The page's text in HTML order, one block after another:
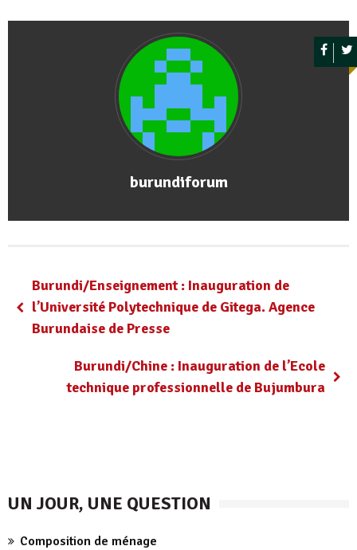
burundiforum
Burundi/Enseignement : Inauguration de
l’Université Polytechnique de Gitega. Agence
Burundaise de Presse
Burundi/Chine : Inauguration de l’Ecole
technique professionnelle de Bujumbura
UN JOUR, UNE QUESTION
Composition de ménage